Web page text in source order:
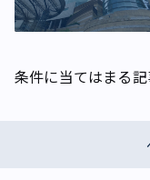
条件に当てはまる記